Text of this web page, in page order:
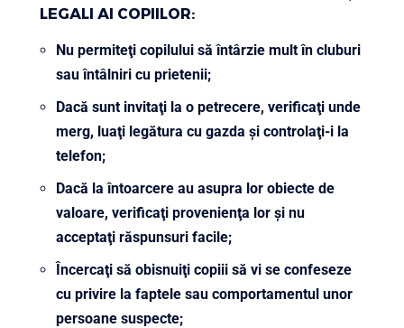
LEGALI AI COPIILOR:
Nu permiteţi copilului să întârzie mult în cluburi
sau întâlniri cu prietenii;
Dacă sunt invitaţi la o petrecere, verificaţi unde
merg, luaţi legătura cu gazda şi controlaţi-i la
telefon;
Dacă la întoarcere au asupra lor obiecte de
valoare, verificaţi provenienţa lor şi nu
acceptaţi răspunsuri facile;
Încercaţi să obisnuiţi copiii să vi se confeseze
cu privire la faptele sau comportamentul unor
persoane suspecte;